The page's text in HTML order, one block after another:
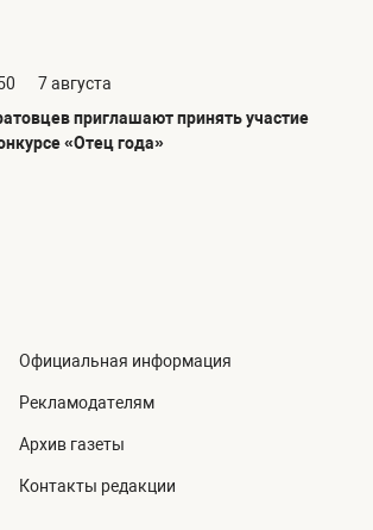
7 августа
приглашают принять участие
«Отец года»
Официальная информация
Рекламодателям
Архив газеты
Контакты редакции